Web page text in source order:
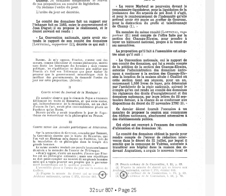
32 sur 807 • Page 25